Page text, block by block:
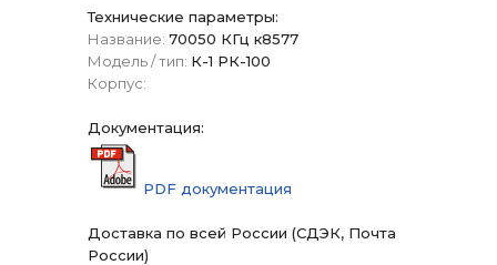
Технические параметры:
Название: 70050 КГц к8577
Модель / тип: К-1 РК-100
Корпус:
Документация:
PDF документация
Доставка по всей России (СДЭК, Почта
России)